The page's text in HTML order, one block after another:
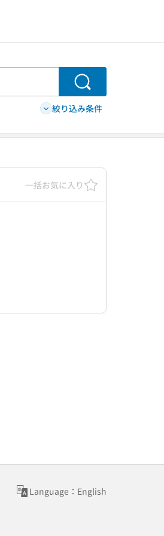
検索
絞り込み条件
一括お気に入り
Language：English